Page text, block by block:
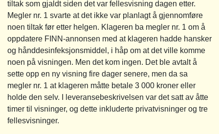
tiltak som gjaldt siden det var fellesvisning dagen etter.
Megler nr. 1 svarte at det ikke var planlagt å gjennomføre
noen tiltak før etter helgen. Klageren ba megler nr. 1 om å
oppdatere FINN-annonsen med at klageren hadde hansker
og hånddesinfeksjonsmiddel, i håp om at det ville komme
noen på visningen. Men det kom ingen. Det ble avtalt å
sette opp en ny visning fire dager senere, men da sa
megler nr. 1 at klageren måtte betale 3 000 kroner eller
holde den selv. I leveransebeskrivelsen var det satt av åtte
timer til visninger, og dette inkluderte privatvisninger og tre
fellesvisninger.